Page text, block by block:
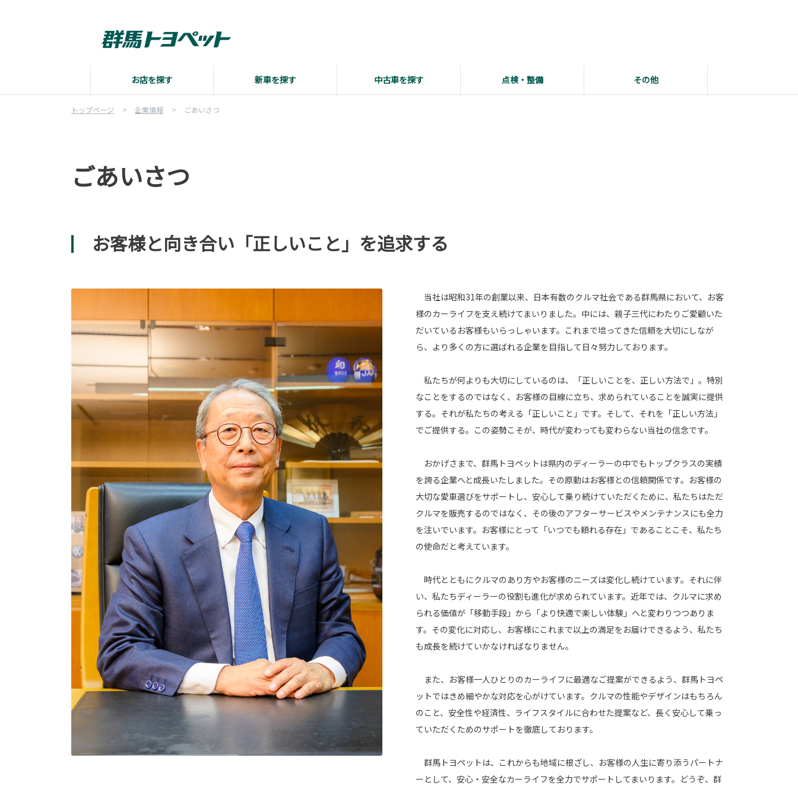
お店を探す 新車を探す 中古車を探す 点検・整備 その他
トップページ 企業情報 ごあいさつ
ごあいさつ
お客様と向き合い「正しいこと」を追求する
当社は昭和31年の創業以来、日本有数のクルマ社会である群馬県において、お客
様のカーライフを支え続けてまいりました。中には、親子三代にわたりご愛顧いた
だいているお客様もいらっしゃいます。これまで培ってきた信頼を大切にしなが
ら、より多くの方に選ばれる企業を目指して日々努力しております。
私たちが何よりも大切にしているのは、「正しいことを、正しい方法で」。特別
なことをするのではなく、お客様の目線に立ち、求められていることを誠実に提供
する。それが私たちの考える「正しいこと」です。そして、それを「正しい方法」
でご提供する。この姿勢こそが、時代が変わっても変わらない当社の信念です。
おかげさまで、群馬トヨペットは県内のディーラーの中でもトップクラスの実績
を誇る企業へと成長いたしました。その原動はお客様との信頼関係です。お客様の
大切な愛車選びをサポートし、安心して乗り続けていただくために、私たちはただ
クルマを販売するのではなく、その後のアフターサービスやメンテナンスにも全力
を注いでいます。お客様にとって「いつでも頼れる存在」であることこそ、私たち
の使命だと考えています。
時代とともにクルマのあり方やお客様のニーズは変化し続けています。それに伴
い、私たちディーラーの役割も進化が求められています。近年では、クルマに求め
られる価値が「移動手段」から「より快適で楽しい体験」へと変わりつつありま
す。その変化に対応し、お客様にこれまで以上の満足をお届けできるよう、私たち
も成長を続けていかなければなりません。
また、お客様一人ひとりのカーライフに最適なご提案ができるよう、群馬トヨペ
ットではきめ細やかな対応を心がけています。クルマの性能やデザインはもちろん
のこと、安全性や経済性、ライフスタイルに合わせた提案など、長く安心して乗っ
ていただくためのサポートを徹底しております。
群馬トヨペットは、これからも地域に根ざし、お客様の人生に寄り添うパートナ
ーとして、安心・安全なカーライフを全力でサポートしてまいります。どうぞ、群